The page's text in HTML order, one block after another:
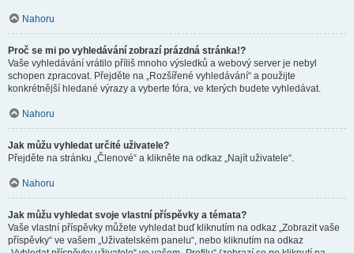
Nahoru
Proč se mi po vyhledávání zobrazí prázdná stránka!?
Vaše vyhledávání vrátilo příliš mnoho výsledků a webový server je nebyl
schopen zpracovat. Přejděte na „Rozšířené vyhledávání“ a použijte
konkrétnější hledané výrazy a vyberte fóra, ve kterých budete vyhledávat.
Nahoru
Jak můžu vyhledat určité uživatele?
Přejděte na stránku „Členové“ a klikněte na odkaz „Najít uživatele“.
Nahoru
Jak můžu vyhledat svoje vlastní příspěvky a témata?
Vaše vlastní příspěvky můžete vyhledat buď kliknutím na odkaz „Zobrazit vaše
příspěvky“ ve vašem „Uživatelském panelu“, nebo kliknutím na odkaz